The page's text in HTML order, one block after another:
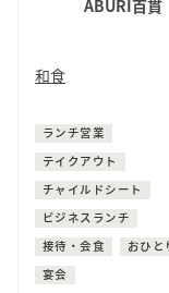
ABURI百貫
和食
ランチ営業
テイクアウト
チャイルドシート
ビジネスランチ
接待・会食
おひと
宴会